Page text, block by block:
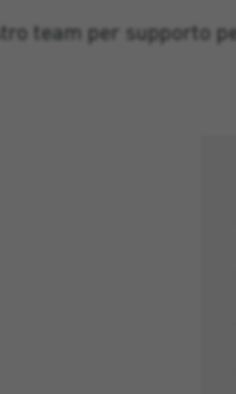
team per supporto